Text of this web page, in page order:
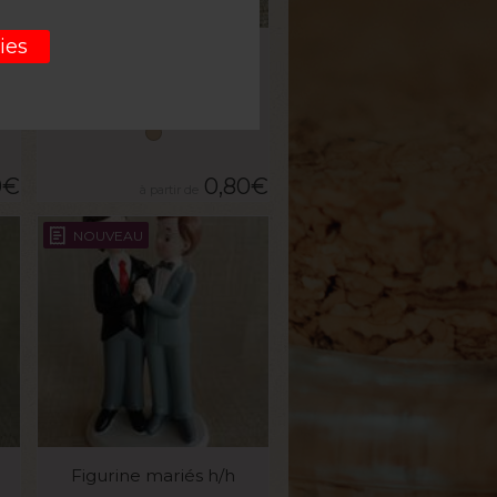
€ 0,80€
NOUVEAU
Figurine mariés h/h
VOIR LE PRODUIT